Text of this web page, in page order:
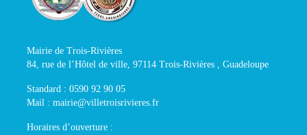
Mairie de Trois-Rivières
84, rue de l’Hôtel de ville, 97114 Trois-Rivières , Guadeloupe
Standard : 0590 92 90 05
Mail : mairie@villetroisrivieres.fr
Horaires d’ouverture :